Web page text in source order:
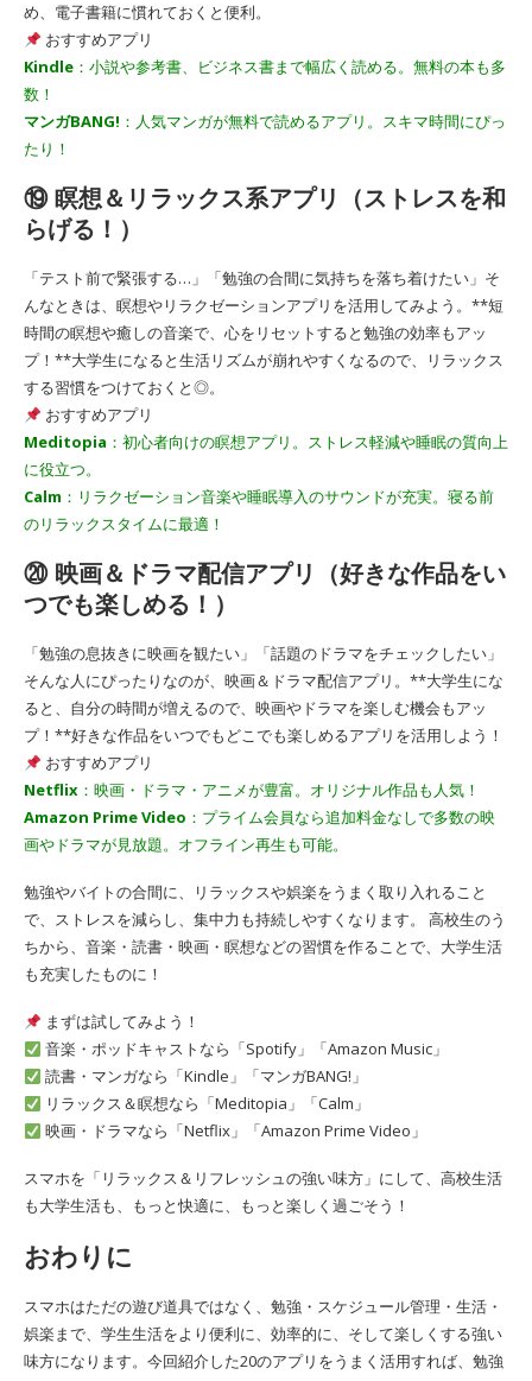
め、電子書籍に慣れておくと便利。
おすすめアプリ
Kindle ：小説や参考書、ビジネス書まで幅広く読める。無料の本も多
数！
マンガBANG! ：人気マンガが無料で読めるアプリ。スキマ時間にぴっ
たり！
⑲ 瞑想＆リラックス系アプリ（ストレスを和
らげる！）
「テスト前で緊張する…」「勉強の合間に気持ちを落ち着けたい」そ
んなときは、瞑想やリラクゼーションアプリを活用してみよう。**短
時間の瞑想や癒しの音楽で、心をリセットすると勉強の効率もアッ
プ！**大学生になると生活リズムが崩れやすくなるので、リラックス
する習慣をつけておくと◎。
おすすめアプリ
Meditopia ：初心者向けの瞑想アプリ。ストレス軽減や睡眠の質向上
に役立つ。
Calm ：リラクゼーション音楽や睡眠導入のサウンドが充実。寝る前
のリラックスタイムに最適！
⑳ 映画＆ドラマ配信アプリ（好きな作品をい
つでも楽しめる！）
「勉強の息抜きに映画を観たい」「話題のドラマをチェックしたい」
そんな人にぴったりなのが、映画＆ドラマ配信アプリ。**大学生にな
ると、自分の時間が増えるので、映画やドラマを楽しむ機会もアッ
プ！**好きな作品をいつでもどこでも楽しめるアプリを活用しよう！
おすすめアプリ
Netflix ：映画・ドラマ・アニメが豊富。オリジナル作品も人気！
Amazon Prime Video ：プライム会員なら追加料金なしで多数の映
画やドラマが見放題。オフライン再生も可能。
勉強やバイトの合間に、リラックスや娯楽をうまく取り入れること
で、ストレスを減らし、集中力も持続しやすくなります。 高校生のう
ちから、音楽・読書・映画・瞑想などの習慣を作ることで、大学生活
も充実したものに！
まずは試してみよう！
音楽・ポッドキャストなら「Spotify」「Amazon Music」
読書・マンガなら「Kindle」「マンガBANG!」
リラックス＆瞑想なら「Meditopia」「Calm」
映画・ドラマなら「Netflix」「Amazon Prime Video」
スマホを「リラックス＆リフレッシュの強い味方」にして、高校生活
も大学生活も、もっと快適に、もっと楽しく過ごそう！
おわりに
スマホはただの遊び道具ではなく、勉強・スケジュール管理・生活・
娯楽まで、学生生活をより便利に、効率的に、そして楽しくする強い
味方になります。今回紹介した20のアプリをうまく活用すれば、勉強